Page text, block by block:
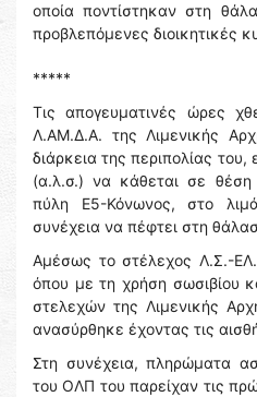
οποία ποντίστηκαν στη
προβλεπόμενες διοικητικές
*****
Τις απογευματινές ώρες
Λ.ΑΜ.Δ.Α. της Λιμενικής
διάρκεια της περιπολίας
(α.λ.σ.) να κάθεται σε θέση
πύλη Ε5-Κόνωνος, στο
συνέχεια να πέφτει στη
Αμέσως το στέλεχος Λ.Σ.-
όπου με τη χρήση σωσιβίου
στελεχών της Λιμενικής
ανασύρθηκε έχοντας τις
Στη συνέχεια, πληρώματα
του ΟΛΠ του παρείχαν τις